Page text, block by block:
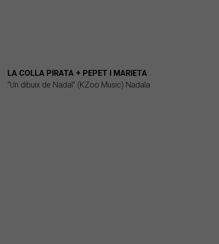
LA COLLA PIRATA + PEPET I MARIETA
“Un dibuix de Nadal” (KZoo Music) Nadala